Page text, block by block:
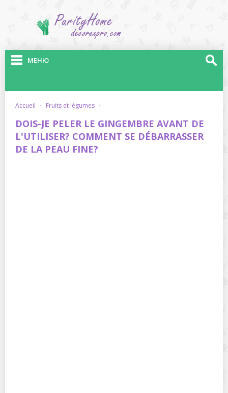
МЕНЮ
accueil · fruits et légumes ·
DOIS-JE PELER LE GINGEMBRE AVANT DE
L'UTILISER? COMMENT SE DÉBARRASSER
DE LA PEAU FINE?